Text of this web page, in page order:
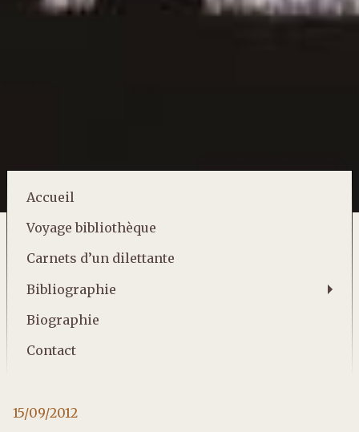
Accueil
Voyage bibliothèque
Carnets d’un dilettante
Bibliographie
Biographie
Contact
15/09/2012